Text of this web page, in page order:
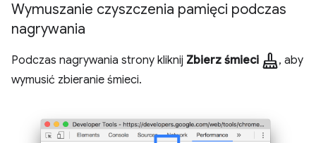
Wymuszanie czyszczenia pamięci podczas
nagrywania
Podczas nagrywania strony kliknij Zbierz śmieci mop, aby
wymusić zbieranie śmieci.